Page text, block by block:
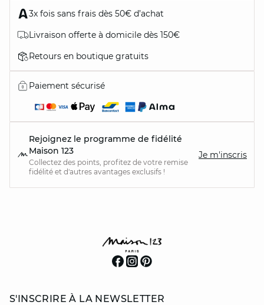
3x fois sans frais dès 50€ d’achat
Livraison offerte à domicile dès 150€
Retours en boutique gratuits
Paiement sécurisé
Rejoignez le programme de fidélité
Maison 123
Collectez des points, profitez de votre remise
fidélité et d'autres avantages exclusifs !
Je m'inscris
S'INSCRIRE À LA NEWSLETTER